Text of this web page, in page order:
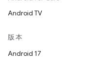
Android TV
版本
Android 17